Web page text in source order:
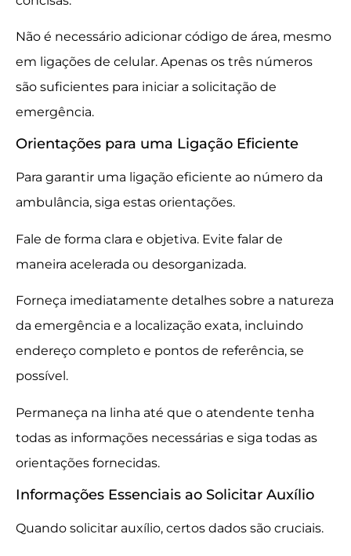
Não é necessário adicionar código de área, mesmo
em ligações de celular. Apenas os três números
são suficientes para iniciar a solicitação de
emergência.
Orientações para uma Ligação Eficiente
Para garantir uma ligação eficiente ao número da
ambulância, siga estas orientações.
Fale de forma clara e objetiva. Evite falar de
maneira acelerada ou desorganizada.
Forneça imediatamente detalhes sobre a natureza
da emergência e a localização exata, incluindo
endereço completo e pontos de referência, se
possível.
Permaneça na linha até que o atendente tenha
todas as informações necessárias e siga todas as
orientações fornecidas.
Informações Essenciais ao Solicitar Auxílio
Quando solicitar auxílio, certos dados são cruciais.